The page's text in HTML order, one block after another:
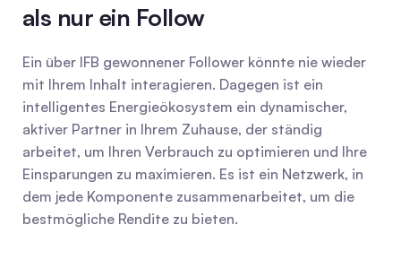
als nur ein Follow
Ein über IFB gewonnener Follower könnte nie wieder
mit Ihrem Inhalt interagieren. Dagegen ist ein
intelligentes Energieökosystem ein dynamischer,
aktiver Partner in Ihrem Zuhause, der ständig
arbeitet, um Ihren Verbrauch zu optimieren und Ihre
Einsparungen zu maximieren. Es ist ein Netzwerk, in
dem jede Komponente zusammenarbeitet, um die
bestmögliche Rendite zu bieten.